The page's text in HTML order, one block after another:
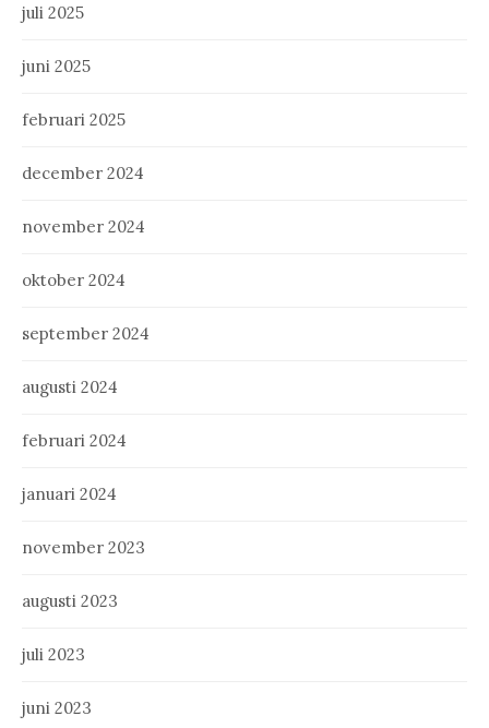
juli 2025
juni 2025
februari 2025
december 2024
november 2024
oktober 2024
september 2024
augusti 2024
februari 2024
januari 2024
november 2023
augusti 2023
juli 2023
juni 2023